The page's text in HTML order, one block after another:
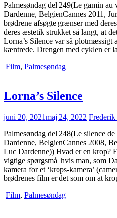
Palmesøndag del 249(Le gamin au
Dardenne, BelgienCannes 2011,
brødrene afsøgte grænser med
deres æstetik strukket så langt, at
Lorna’s Silence var så plotmæssigt
kæntrede. Drengen med cyklen er
Film, Palmesøndag
Lorna’s Silence
juni 20, 2021maj 24, 2022 Frederik
Palmesøndag del 248(Le silence
Dardenne, BelgienCannes 2008,
Luc Dardenne)) Hvad er en krop?
vigtige spørgsmål hvis man, som
kamera for et ‘krops-kamera’
brødrenes film er det som om at
Film, Palmesøndag